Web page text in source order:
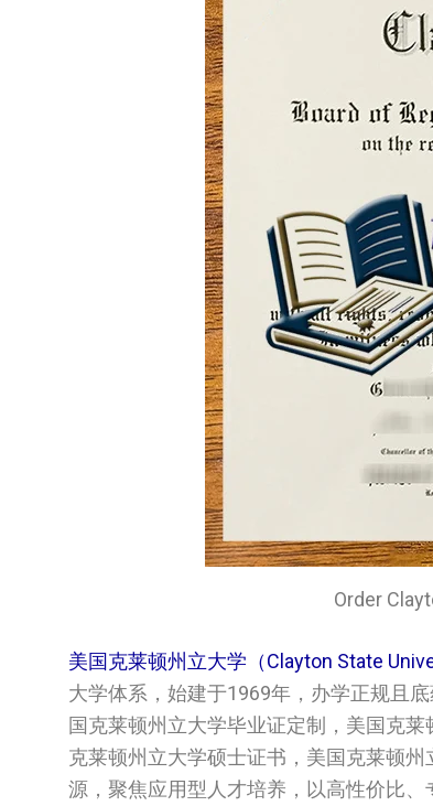
Order
美国克莱顿州立大学（Clayton State
大学体系，始建于1969年，办学正规且底
国克莱顿州立大学毕业证定制，美国克
克莱顿州立大学硕士证书，美国克莱顿
源，聚焦应用型人才培养，以高性价比